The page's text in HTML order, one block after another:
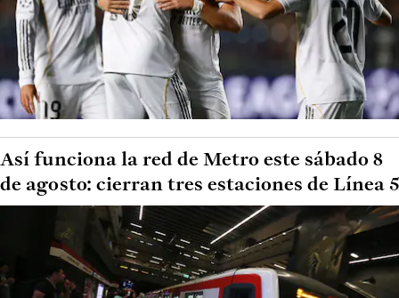
Así funciona la red de Metro este sábado 8
de agosto: cierran tres estaciones de Línea 5